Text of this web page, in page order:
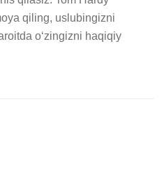
qiling, uslubingizni
o‘zingizni haqiqiy